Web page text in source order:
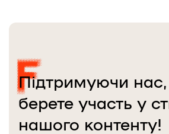
Підтримуючи
берете участь у
нашого контенту!